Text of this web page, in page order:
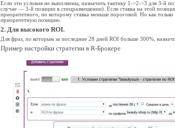
Если эти условия не выполнены, назначить тактику 1->2->3 для 3-й
случае — 3-й позиции в спецразмещении). Если ставка на этой
приоритетного, по которому ставка меньше пороговой. Но как
приоритетную позицию.
2. Для высокого ROI.
Для фраз, по которым за последние 28 дней ROI больше 300%,
Пример настройки стратегии в R-Брокере